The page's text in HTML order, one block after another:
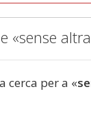
«sense
cerca per a «